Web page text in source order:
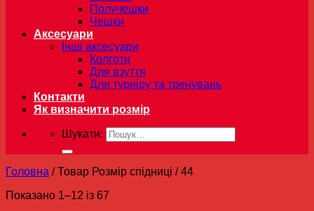
Получешки
Чешки
Аксесуари
Інші аксесуари
Колготи
Для взуття
Для турніру та тренувань
Контакти
Як визначити розмір
Шукати:
Головна /Товар Розмір спідниці /44
Показано 1–12 із 67